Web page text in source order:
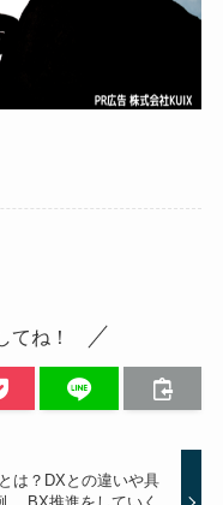
てね！
は？DXとの違いや具